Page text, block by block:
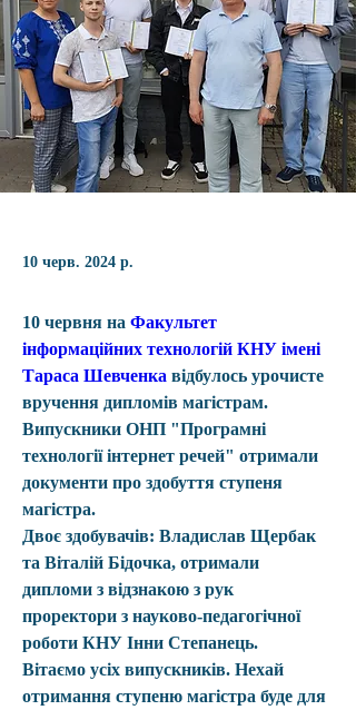
10 черв. 2024 р.
10 червня на Факультет
інформаційних технологій КНУ імені
Тараса Шевченка відбулось урочисте
вручення дипломів магістрам.
Випускники ОНП "Програмні
технології інтернет речей" отримали
документи про здобуття ступеня
магістра.
Двоє здобувачів: Владислав Щербак
та Віталій Бідочка, отримали
дипломи з відзнакою з рук
проректори з науково-педагогічної
роботи КНУ Інни Степанець.
Вітаємо усіх випускників. Нехай
отримання ступеню магістра буде для